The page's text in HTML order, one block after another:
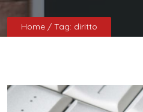
Home / Tag: diritto